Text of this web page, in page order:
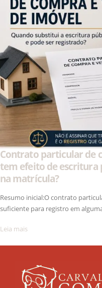
Contrato particular de
tem efeito de escritura
na matrícula?
Resumo inicial:O contrato
suficiente para registro em
Leia mais